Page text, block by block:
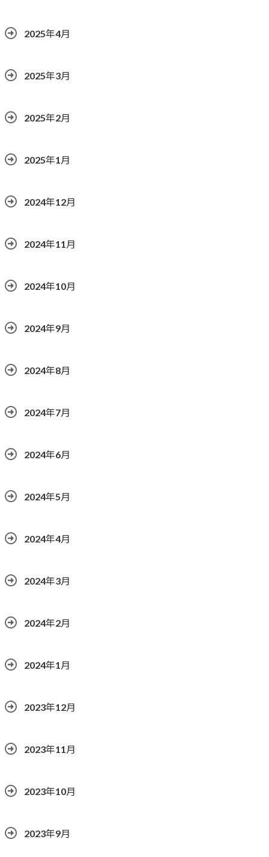
2025年4月
2025年3月
2025年2月
2025年1月
2024年12月
2024年11月
2024年10月
2024年9月
2024年8月
2024年7月
2024年6月
2024年5月
2024年4月
2024年3月
2024年2月
2024年1月
2023年12月
2023年11月
2023年10月
2023年9月